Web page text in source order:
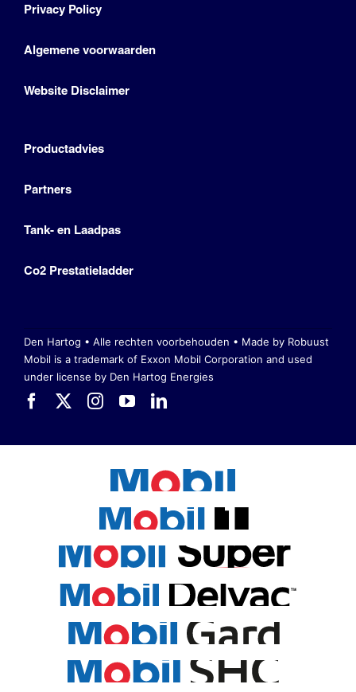
Privacy Policy
Algemene voorwaarden
Website Disclaimer
Productadvies
Partners
Tank- en Laadpas
Co2 Prestatieladder
Den Hartog • Alle rechten voorbehouden • Made by Robuust
Mobil is a trademark of Exxon Mobil Corporation and used
under license by Den Hartog Energies